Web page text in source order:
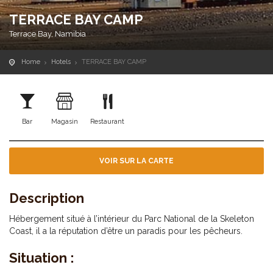
TERRACE BAY CAMP
Terrace Bay, Namibia
Home Hotels TERRACE BAY CAMP
Bar Magasin Restaurant
VOIR SUR LA CARTE
Description
Hébergement situé à l’intérieur du Parc National de la Skeleton
Coast, il a la réputation d’être un paradis pour les pêcheurs.
Situation :